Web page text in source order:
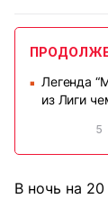
■
Легенда
из Лиги
5
В ночь на